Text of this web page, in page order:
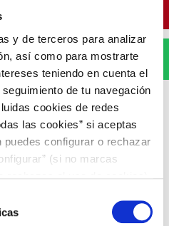
y de terceros para analizar
así como para mostrarte
teniendo en cuenta el
de tu navegación
cookies de redes
las cookies” si aceptas
configurar o rechazar
(si no marcas